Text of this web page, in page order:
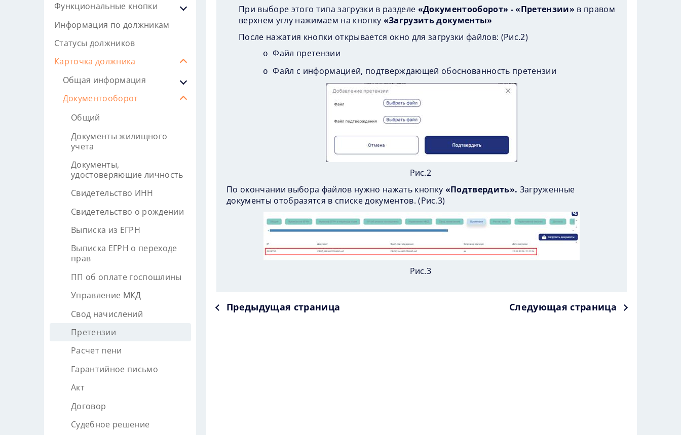
Функциональные кнопки
Информация по должникам
Статусы должников
Карточка должника
Общая информация
Документооборот
Общий
Документы жилищного
учета
Документы,
удостоверяющие личность
Свидетельство ИНН
Свидетельство о рождении
Выписка из ЕГРН
Выписка ЕГРН о переходе
прав
ПП об оплате госпошлины
Управление МКД
Свод начислений
Претензии
Расчет пени
Гарантийное письмо
Акт
Договор
Судебное решение
При выборе этого типа загрузки в разделе «Документооборот» - «Претензии» в правом
верхнем углу нажимаем на кнопку «Загрузить документы»
После нажатия кнопки открывается окно для загрузки файлов: (Рис.2)
o Файл претензии
o Файл с информацией, подтверждающей обоснованность претензии
Рис.2
По окончании выбора файлов нужно нажать кнопку «Подтвердить». Загруженные
документы отобразятся в списке документов. (Рис.3)
Рис.3
Предыдущая страница Следующая страница